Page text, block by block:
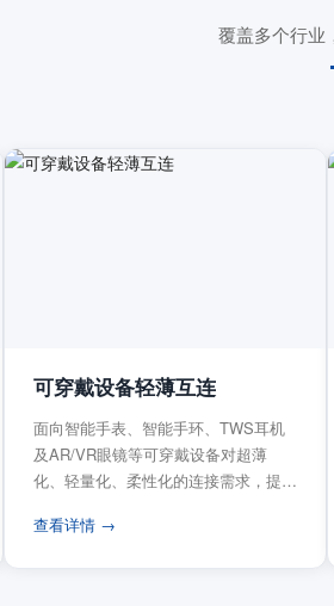
覆盖多个行业
可穿戴设备轻薄互连
面向智能手表、智能手环、TWS耳机
及AR/VR眼镜等可穿戴设备对超薄
化、轻量化、柔性化的连接需求，提供
查看详情 →